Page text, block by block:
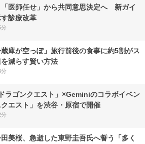
「医師任せ」から共同意思決定へ 新ガイ
す診療改革
蔵庫が空っぽ」旅行前後の食事に約5割がス
減らす賢い方法
ラゴンクエスト」×Geminiのコラボイベン
クエスト」を渋谷・原宿で開催
美桜、急逝した東野圭吾氏へ誓う「多く